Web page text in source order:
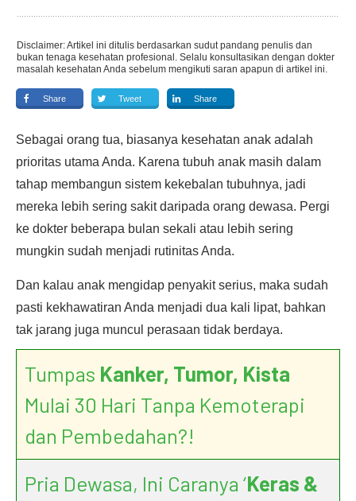
Disclaimer: Artikel ini ditulis berdasarkan sudut pandang penulis dan
bukan tenaga kesehatan profesional. Selalu konsultasikan dengan dokter
masalah kesehatan Anda sebelum mengikuti saran apapun di artikel ini.
Share Tweet Share
Sebagai orang tua, biasanya kesehatan anak adalah
prioritas utama Anda. Karena tubuh anak masih dalam
tahap membangun sistem kekebalan tubuhnya, jadi
mereka lebih sering sakit daripada orang dewasa. Pergi
ke dokter beberapa bulan sekali atau lebih sering
mungkin sudah menjadi rutinitas Anda.
Dan kalau anak mengidap penyakit serius, maka sudah
pasti kekhawatiran Anda menjadi dua kali lipat, bahkan
tak jarang juga muncul perasaan tidak berdaya.
Tumpas Kanker, Tumor, Kista
Mulai 30 Hari Tanpa Kemoterapi
dan Pembedahan?!
Pria Dewasa, Ini Caranya ‘Keras &